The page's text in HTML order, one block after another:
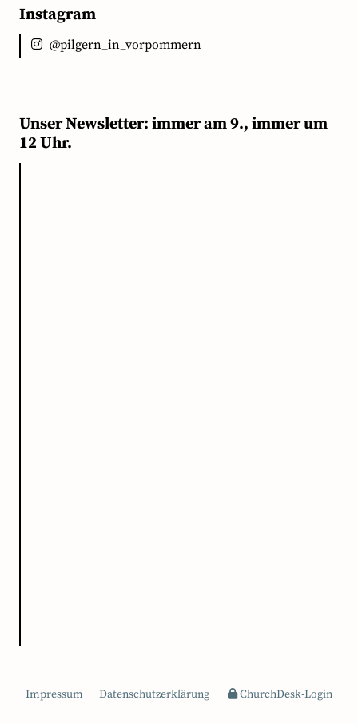
Instagram
@pilgern_in_vorpommern
Unser Newsletter: immer am 9., immer um
12 Uhr.
Impressum Datenschutzerklärung ChurchDesk-Login